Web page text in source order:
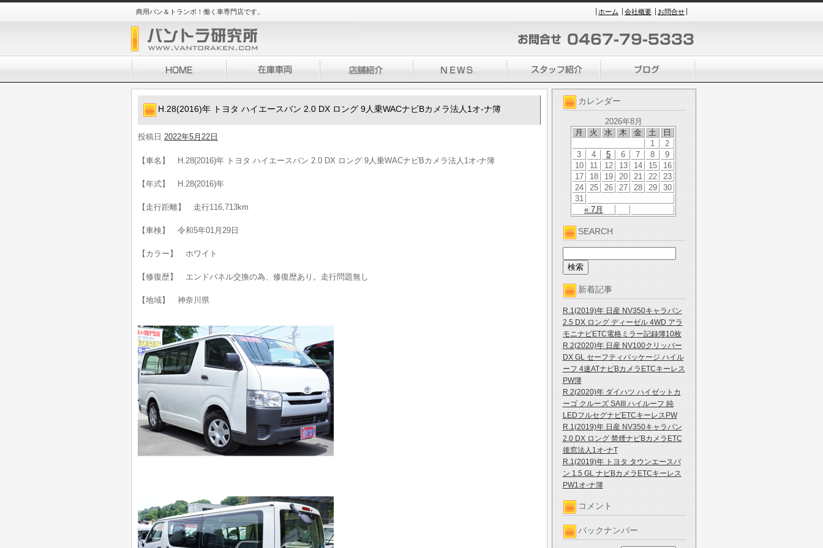
商用バン＆トランポ！働く車専門店です。 ホーム 会社概要 お問合せ
カレンダー
2026年8月
月
火 水 木 金 土 日
« 7月
1
2
3
4 5 6 7 8
9
10
11 12 13 14 15
16
17
18 19 20 21 22
23
24
25 26 27 28 29
30
31
SEARCH
新着記事
R.1(2019)年 日産 NV350キャラバン
2.5 DX ロング ディーゼル 4WD アラ
モニナビETC電格ミラー記録簿10枚
R.2(2020)年 日産 NV100クリッパー
DX GL セーフティパッケージ ハイル
ーフ 4速ATナビBカメラETCキーレス
PW簿
R.2(2020)年 ダイハツ ハイゼットカ
ーゴ クルーズ SAIII ハイルーフ 純
LEDフルセグナビETCキーレスPW
R.1(2019)年 日産 NV350キャラバン
2.0 DX ロング 禁煙ナビBカメラETC
後窓法人1オ-ナT
R.1(2019)年 トヨタ タウンエースバ
ン 1.5 GL ナビBカメラETCキーレス
PW1オ-ナ簿
コメント
バックナンバー
H.28(2016)年 トヨタ ハイエースバン 2.0 DX ロング 9人乗WACナビBカメラ法人1オ-ナ簿
投稿日 2022年5月22日
【車名】 H.28(2016)年 トヨタ ハイエースバン 2.0 DX ロング 9人乗WACナビBカメラ法人1オ-ナ簿
【年式】 H.28(2016)年
【走行距離】 走行116,713km
【車検】 令和5年01月29日
【カラー】 ホワイト
【修復歴】 エンドパネル交換の為、修復歴あり。走行問題無し
【地域】 神奈川県